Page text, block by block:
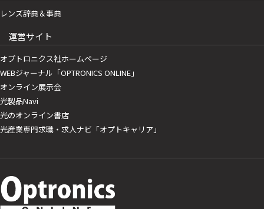
レンズ辞典＆事典
運営サイト
オプトロニクス社ホームページ
WEBジャーナル「OPTRONICS ONLINE」
オンライン展示会
光製品Navi
光のオンライン書店
光産業専門求職・求人ナビ「オプトキャリア」